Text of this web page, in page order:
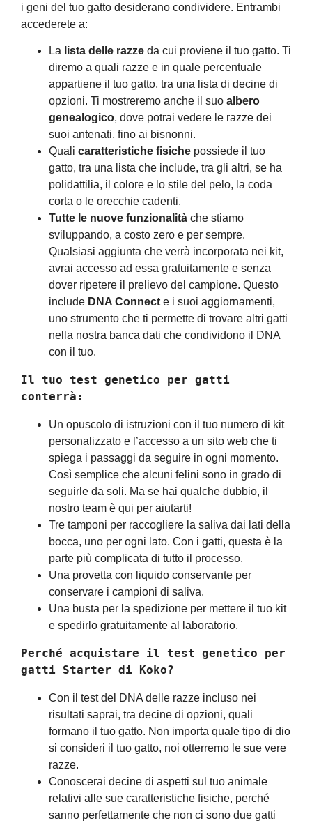
i geni del tuo gatto desiderano condividere. Entrambi
accederete a:
La lista delle razze da cui proviene il tuo gatto. Ti
diremo a quali razze e in quale percentuale
appartiene il tuo gatto, tra una lista di decine di
opzioni. Ti mostreremo anche il suo albero
genealogico, dove potrai vedere le razze dei
suoi antenati, fino ai bisnonni.
Quali caratteristiche fisiche possiede il tuo
gatto, tra una lista che include, tra gli altri, se ha
polidattilia, il colore e lo stile del pelo, la coda
corta o le orecchie cadenti.
Tutte le nuove funzionalità che stiamo
sviluppando, a costo zero e per sempre.
Qualsiasi aggiunta che verrà incorporata nei kit,
avrai accesso ad essa gratuitamente e senza
dover ripetere il prelievo del campione. Questo
include DNA Connect e i suoi aggiornamenti,
uno strumento che ti permette di trovare altri gatti
nella nostra banca dati che condividono il DNA
con il tuo.
Il tuo test genetico per gatti
conterrà:
Un opuscolo di istruzioni con il tuo numero di kit
personalizzato e l’accesso a un sito web che ti
spiega i passaggi da seguire in ogni momento.
Così semplice che alcuni felini sono in grado di
seguirle da soli. Ma se hai qualche dubbio, il
nostro team è qui per aiutarti!
Tre tamponi per raccogliere la saliva dai lati della
bocca, uno per ogni lato. Con i gatti, questa è la
parte più complicata di tutto il processo.
Una provetta con liquido conservante per
conservare i campioni di saliva.
Una busta per la spedizione per mettere il tuo kit
e spedirlo gratuitamente al laboratorio.
Perché acquistare il test genetico per
gatti Starter di Koko?
Con il test del DNA delle razze incluso nei
risultati saprai, tra decine di opzioni, quali
formano il tuo gatto. Non importa quale tipo di dio
si consideri il tuo gatto, noi otterremo le sue vere
razze.
Conoscerai decine di aspetti sul tuo animale
relativi alle sue caratteristiche fisiche, perché
sanno perfettamente che non ci sono due gatti